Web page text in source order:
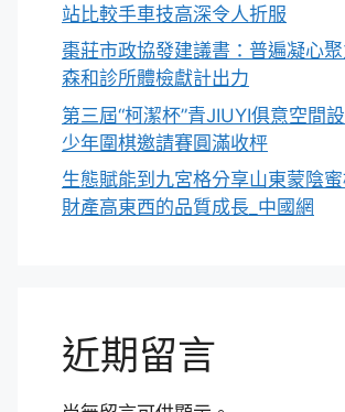
站比較手車技高深令人折服
棗莊市政協發建議書：普遍凝心
森和診所體檢獻計出力
第三屆“柯潔杯”青JIUYI俱意空間
少年圍棋邀請賽圓滿收枰
生態賦能到九宮格分享山東蒙陰
財產高東西的品質成長_中國網
近期留言